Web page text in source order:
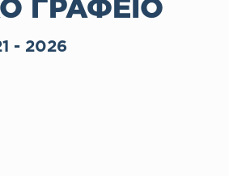
ΓΡΑΦΕΙΟ
- 2026